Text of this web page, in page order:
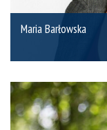
Maria Barłowska